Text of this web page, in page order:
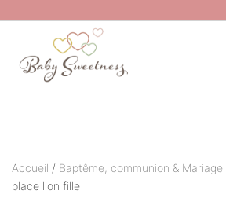
Accueil / Baptême, communion & Mariage
place lion fille